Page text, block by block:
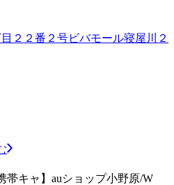
２２番２号ビバモール寝屋川２
帯キャ】auショップ小野原/W